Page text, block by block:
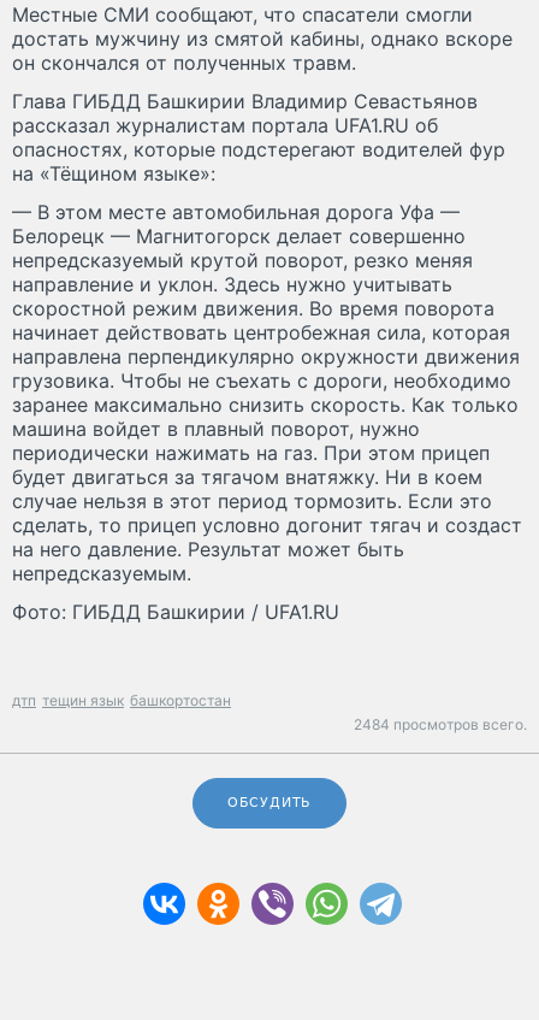
Местные СМИ сообщают, что спасатели смогли
достать мужчину из смятой кабины, однако вскоре
он скончался от полученных травм.
Глава ГИБДД Башкирии Владимир Севастьянов
рассказал журналистам портала UFA1.RU об
опасностях, которые подстерегают водителей фур
на «Тёщином языке»:
— В этом месте автомобильная дорога Уфа —
Белорецк — Магнитогорск делает совершенно
непредсказуемый крутой поворот, резко меняя
направление и уклон. Здесь нужно учитывать
скоростной режим движения. Во время поворота
начинает действовать центробежная сила, которая
направлена перпендикулярно окружности движения
грузовика. Чтобы не съехать с дороги, необходимо
заранее максимально снизить скорость. Как только
машина войдет в плавный поворот, нужно
периодически нажимать на газ. При этом прицеп
будет двигаться за тягачом внатяжку. Ни в коем
случае нельзя в этот период тормозить. Если это
сделать, то прицеп условно догонит тягач и создаст
на него давление. Результат может быть
непредсказуемым.
Фото: ГИБДД Башкирии / UFA1.RU
дтп тещин язык башкортостан
2484 просмотров всего.
ОБСУДИТЬ